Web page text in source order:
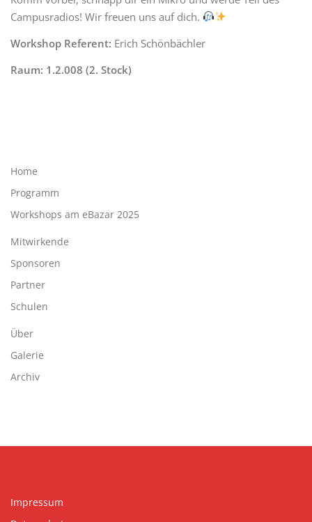
Campusradios! Wir freuen uns auf dich.
Workshop Referent: Erich Schönbächler
Raum: 1.2.008 (2. Stock)
Home
Programm
Workshops am eBazar 2025
Mitwirkende
Sponsoren
Partner
Schulen
Über
Galerie
Archiv
Impressum